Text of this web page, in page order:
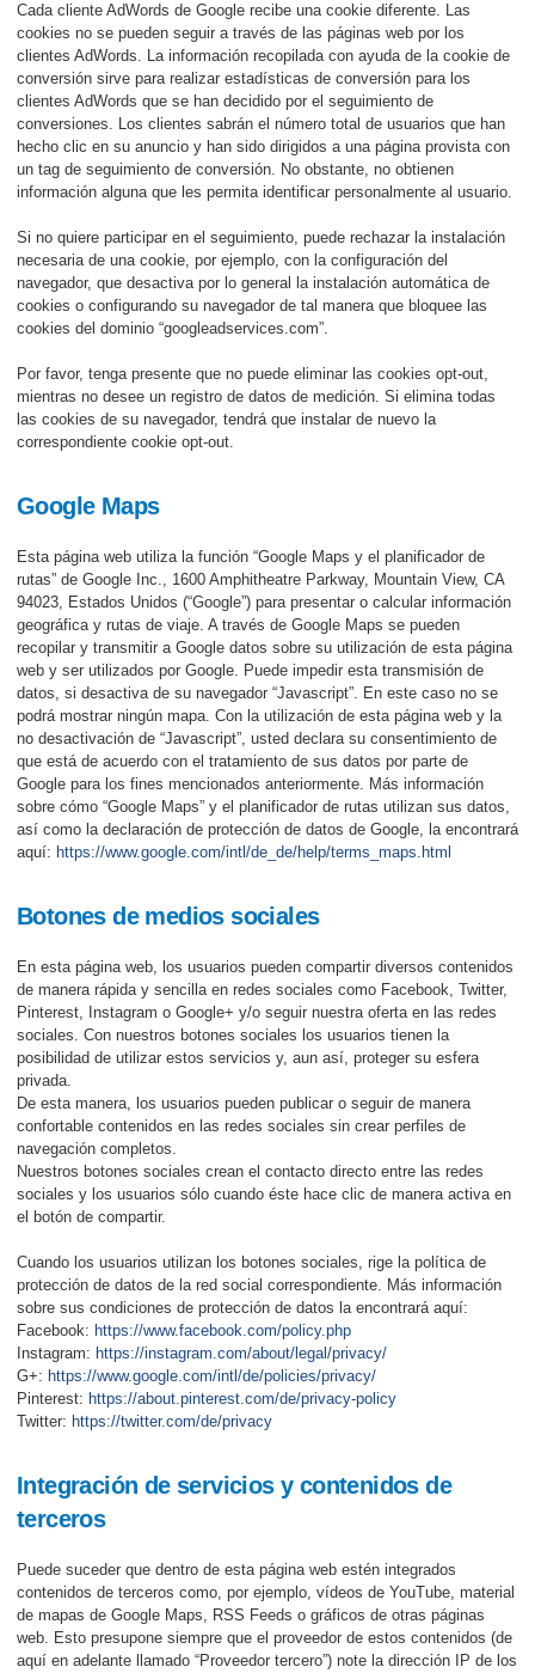
Cada cliente AdWords de Google recibe una cookie diferente. Las
cookies no se pueden seguir a través de las páginas web por los
clientes AdWords. La información recopilada con ayuda de la cookie de
conversión sirve para realizar estadísticas de conversión para los
clientes AdWords que se han decidido por el seguimiento de
conversiones. Los clientes sabrán el número total de usuarios que han
hecho clic en su anuncio y han sido dirigidos a una página provista con
un tag de seguimiento de conversión. No obstante, no obtienen
información alguna que les permita identificar personalmente al usuario.
Si no quiere participar en el seguimiento, puede rechazar la instalación
necesaria de una cookie, por ejemplo, con la configuración del
navegador, que desactiva por lo general la instalación automática de
cookies o configurando su navegador de tal manera que bloquee las
cookies del dominio “googleadservices.com”.
Por favor, tenga presente que no puede eliminar las cookies opt-out,
mientras no desee un registro de datos de medición. Si elimina todas
las cookies de su navegador, tendrá que instalar de nuevo la
correspondiente cookie opt-out.
Google Maps
Esta página web utiliza la función “Google Maps y el planificador de
rutas” de Google Inc., 1600 Amphitheatre Parkway, Mountain View, CA
94023, Estados Unidos (“Google”) para presentar o calcular información
geográfica y rutas de viaje. A través de Google Maps se pueden
recopilar y transmitir a Google datos sobre su utilización de esta página
web y ser utilizados por Google. Puede impedir esta transmisión de
datos, si desactiva de su navegador “Javascript”. En este caso no se
podrá mostrar ningún mapa. Con la utilización de esta página web y la
no desactivación de “Javascript”, usted declara su consentimiento de
que está de acuerdo con el tratamiento de sus datos por parte de
Google para los fines mencionados anteriormente. Más información
sobre cómo “Google Maps” y el planificador de rutas utilizan sus datos,
así como la declaración de protección de datos de Google, la encontrará
aquí: https://www.google.com/intl/de_de/help/terms_maps.html
Botones de medios sociales
En esta página web, los usuarios pueden compartir diversos contenidos
de manera rápida y sencilla en redes sociales como Facebook, Twitter,
Pinterest, Instagram o Google+ y/o seguir nuestra oferta en las redes
sociales. Con nuestros botones sociales los usuarios tienen la
posibilidad de utilizar estos servicios y, aun así, proteger su esfera
privada.
De esta manera, los usuarios pueden publicar o seguir de manera
confortable contenidos en las redes sociales sin crear perfiles de
navegación completos.
Nuestros botones sociales crean el contacto directo entre las redes
sociales y los usuarios sólo cuando éste hace clic de manera activa en
el botón de compartir.
Cuando los usuarios utilizan los botones sociales, rige la política de
protección de datos de la red social correspondiente. Más información
sobre sus condiciones de protección de datos la encontrará aquí:
Facebook: https://www.facebook.com/policy.php
Instagram: https://instagram.com/about/legal/privacy/
G+: https://www.google.com/intl/de/policies/privacy/
Pinterest: https://about.pinterest.com/de/privacy-policy
Twitter: https://twitter.com/de/privacy
Integración de servicios y contenidos de
terceros
Puede suceder que dentro de esta página web estén integrados
contenidos de terceros como, por ejemplo, vídeos de YouTube, material
de mapas de Google Maps, RSS Feeds o gráficos de otras páginas
web. Esto presupone siempre que el proveedor de estos contenidos (de
aquí en adelante llamado “Proveedor tercero”) note la dirección IP de los